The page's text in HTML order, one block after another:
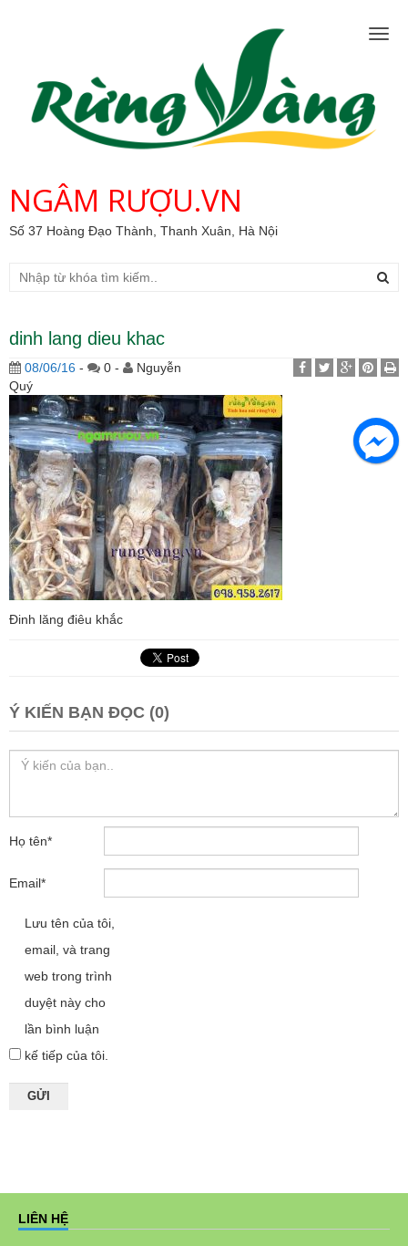
NGÂM RƯỢU.VN
Số 37 Hoàng Đạo Thành, Thanh Xuân, Hà Nội
dinh lang dieu khac
08/06/16 - 0 -
Nguyễn
Quý
Đinh lăng điêu khắc
Ý KIẾN BẠN ĐỌC (0)
Họ tên*
Email*
Lưu tên của tôi,
email, và trang
web trong trình
duyệt này cho
lần bình luận
kế tiếp của tôi.
LIÊN HỆ